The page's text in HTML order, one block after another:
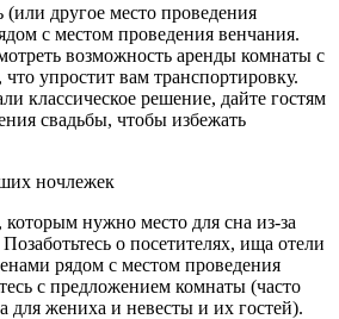
(или другое место проведения
с местом проведения венчания.
возможность аренды комнаты с
упростит вам транспортировку.
классическое решение, дайте гостям
свадьбы, чтобы избежать
ночлежек
которым нужно место для сна из-за
о посетителях, ища отели
рядом с местом проведения
с предложением комнаты (часто
для жениха и невесты и их гостей).